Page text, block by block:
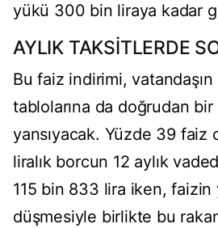
yükü 300 bin liraya kadar
AYLIK TAKSİTLERDE
Bu faiz indirimi, vatandaşın
tablolarına da doğrudan
yansıyacak. Yüzde 39 faiz
liralık borcun 12 aylık
115 bin 833 lira iken,
düşmesiyle birlikte bu